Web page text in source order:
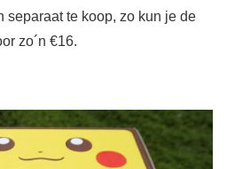
separaat te koop, zo kun je de
zo´n €16.